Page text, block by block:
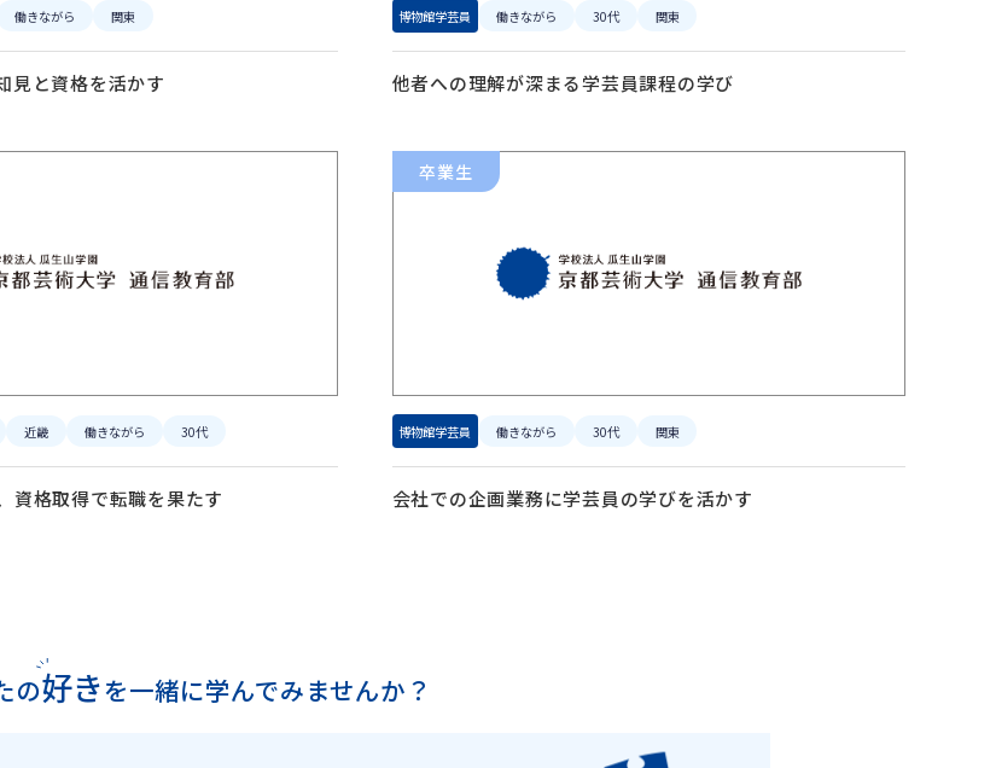
働きながら 関東
見と資格を活かす
博物館学芸員 働きながら 30代 関東
他者への理解が深まる学芸員課程の学び
近畿 働きながら 30代
資格取得で転職を果たす
卒業生
博物館学芸員 働きながら 30代 関東
会社での企画業務に学芸員の学びを活かす
の好きを一緒に学んでみませんか？